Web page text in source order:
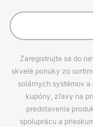
Zaregistrujte sa do
skvelé ponuky zo
solárnych systémov
kupóny, zľavy na
predstavenia
spoluprácu a